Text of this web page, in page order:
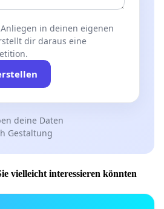
in deinen eigenen
dir daraus eine
deine Daten
Gestaltung
vielleicht interessieren könnten